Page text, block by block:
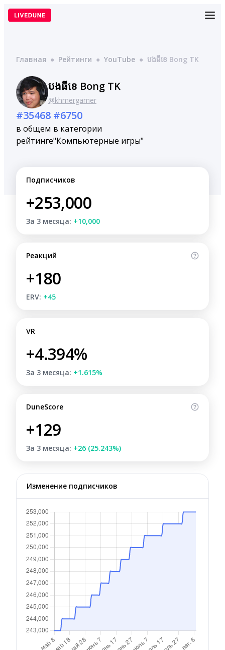
Перейти
Главная ● Рейтинги ● YouTube ● បងធីខេ Bong TK
បងធីខេ Bong TK
@khmergamer
#35468
в общем
рейтинге
#6750
в категории
"Компьютерные игры"
Подписчиков
+253,000
За 3 месяца: +10,000
Реакций
+180
ERV: +45
VR
+4.394%
За 3 месяца: +1.615%
DuneScore
+129
За 3 месяца: +26 (25.243%)
Изменение подписчиков